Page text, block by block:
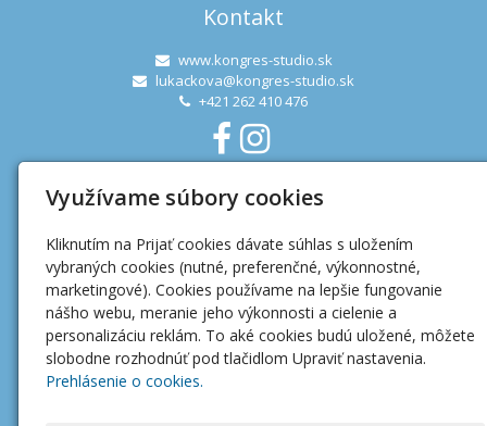
Kontakt
www.kongres-studio.sk
lukackova@kongres-studio.sk
+421 262 410 476
Užitočné linky
Ochrana osobných údajov
Mapa webu
Využívame súbory cookies
Kliknutím na Prijať cookies dávate súhlas s uložením
vybraných cookies (nutné, preferenčné, výkonnostné,
marketingové). Cookies používame na lepšie fungovanie
nášho webu, meranie jeho výkonnosti a cielenie a
personalizáciu reklám. To aké cookies budú uložené, môžete
slobodne rozhodnúť pod tlačidlom Upraviť nastavenia.
Prehlásenie o cookies.